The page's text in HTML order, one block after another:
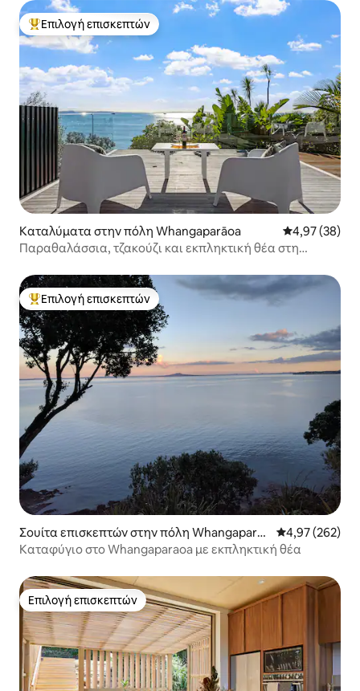
Κορυφαία επιλογή επισκεπτών
Επιλογή επισκεπτών
Καταλύματα στην πόλη Whangaparāoa Μέση
4,97 (38)
Παραθαλάσσια, τζακούζι και εκπληκτική θέα στη
Κορυφαία επιλογή επισκεπτών
Επιλογή επισκεπτών
Σουίτα επισκεπτών στην πόλη Whangaparā
oa
Μέση
4,97 (262)
Καταφύγιο στο Whangaparaoa με εκπληκτική θέα
Επιλογή επισκεπτών
Επιλογή επισκεπτών